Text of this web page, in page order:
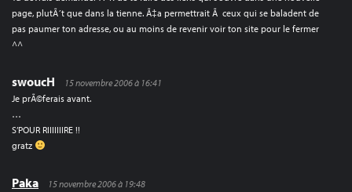
page, plutÃ´t que dans la tienne. Ã‡a permettrait Ã ceux qui se baladent de
pas paumer ton adresse, ou au moins de revenir voir ton site pour le fermer
^^
swoucH
15 novembre 2006 à 16:41
Je prÃ©ferais avant.
…
S’POUR RIIIIIIIRE !!
gratz
Paka
15 novembre 2006 à 19:48